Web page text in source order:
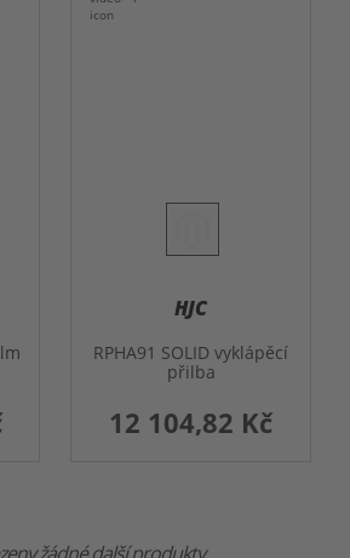
HJC
RPHA91 SOLID vyklápěcí
přilba
12 104,82 Kč